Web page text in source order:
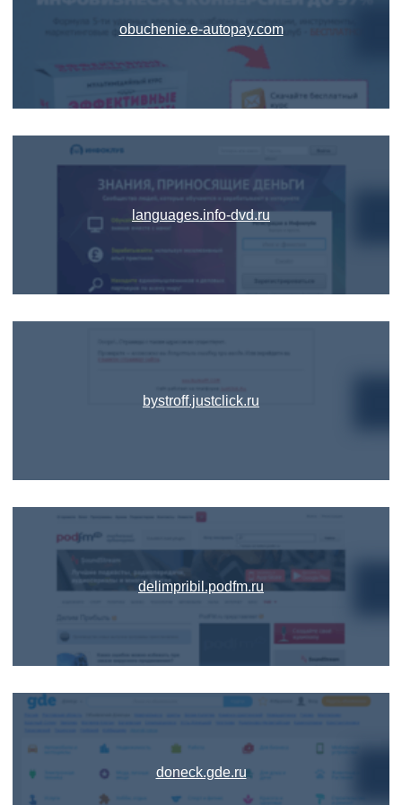
obuchenie.e-autopay.com
languages.info-dvd.ru
bystroff.justclick.ru
delimpribil.podfm.ru
doneck.gde.ru